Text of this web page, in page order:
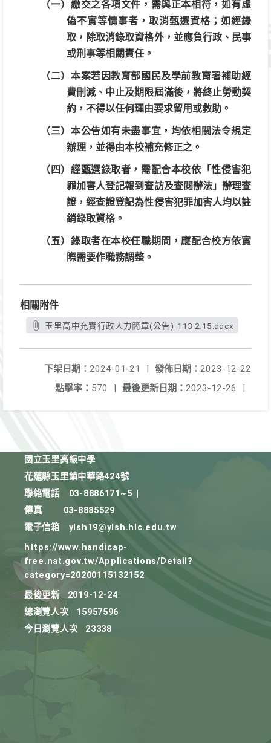
（一）繳交之各項文件，需與正本相符，如有虛
偽不實等情事者，取消甄選資格；如經錄
取，除取消錄取資格外，並應負行政、民事
或刑事等相關責任。
（二）本案若因教育部國民及學前教育署補助經
費刪減、中止及期限屆滿後，將終止勞動契
約，不得以任何理由要求留用或救助。
（三）本公告如有未盡事宜，均依相關法令規定
辦理，並得由本校補充修正之。
（四）經甄選錄取者，需配合本校依「性侵害犯
罪加害人登記報到查訪及查閱辦法」辦理查
證，經查證登記為性侵害犯罪加害人均以註
銷錄取資格。
（五）錄取者在本校任職期間，應配合校方依實
際需要作職務調整。
相關附件
玉里高中充實行政人力簡章(公告)_113.2.15.docx
發佈日期： 2023-12-22
下架日期： 2024-01-21
|
最後更新日期： 2023-12-26 |
點擊率： 570 |
國立玉里高級中學
花蓮縣玉里鎮中華路424號
聯絡電話
03-8886171~5
傳真
03-8885529
電子信箱
ylsh19@ylsh.hlc.edu.tw
https://www.handicap-
free.nat.gov.tw/Applications/Detail?
category=20200115132152
最後更新
2019-12-24
總瀏覽人次
15957596
今日瀏覽人次
23338